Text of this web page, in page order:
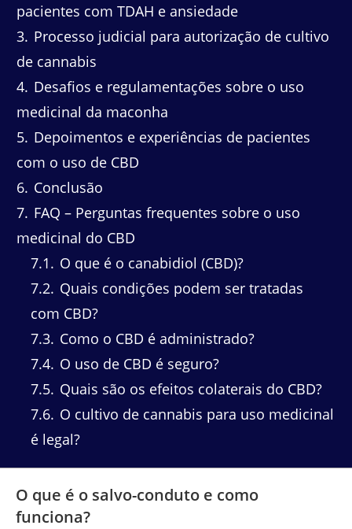
pacientes com TDAH e ansiedade
3 Processo judicial para autorização de cultivo
de cannabis
4 Desafios e regulamentações sobre o uso
medicinal da maconha
5 Depoimentos e experiências de pacientes
com o uso de CBD
6 Conclusão
7 FAQ – Perguntas frequentes sobre o uso
medicinal do CBD
7.1
O que é o canabidiol (CBD)?
7.2 Quais condições podem ser tratadas
com CBD?
7.3 Como o CBD é administrado?
7.4 O uso de CBD é seguro?
7.5 Quais são os efeitos colaterais do CBD?
7.6 O cultivo de cannabis para uso medicinal
é legal?
O que é o salvo-conduto e como
funciona?